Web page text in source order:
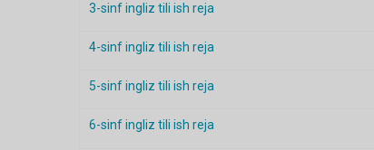
3-sinf ingliz tili ish reja
4-sinf ingliz tili ish reja
5-sinf ingliz tili ish reja
6-sinf ingliz tili ish reja